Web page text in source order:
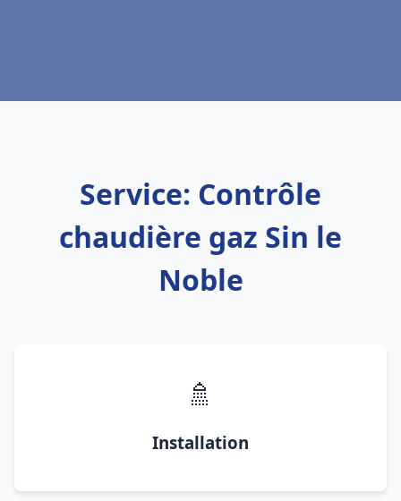
Service: Contrôle
chaudière gaz Sin le
Noble
🚿
Installation